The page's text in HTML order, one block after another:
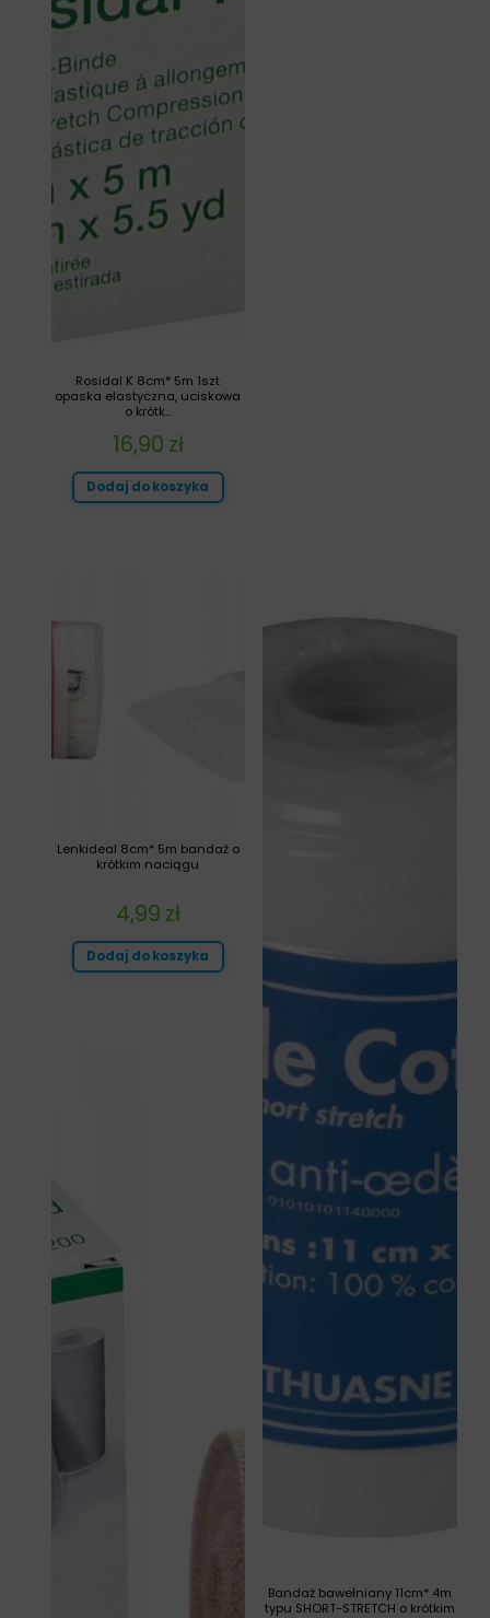
Rosidal K 8cm* 5m 1szt
opaska elastyczna, uciskowa
o krótk...
16,90 zł
Dodaj do koszyka
Bandaż bawełniany 11cm* 4m
typu SHORT-STRETCH o krótkim
Lenkideal 8cm* 5m bandaż o
krótkim naciągu
4,99 zł
Dodaj do koszyka